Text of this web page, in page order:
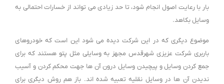
بار با رعایت اصول انجام شود، تا حد زیادی می تواند از خسارات احتمالی به
وسایل بکاهد.
موضوع دیگری که در این شرکت دیده می شود این است که خودروهای
باربری شرکت عزیزی شهرقدس مجهز به وسایلی مثل پتو هستند که برای
جمع کردن وسایل و پیچیدن وسایل درون آن ها جهت محکم کردن و آسیب
ندیدن آن ها در وسایل نقلیه تعبیه شده اند. باز هم روش دیگری برای